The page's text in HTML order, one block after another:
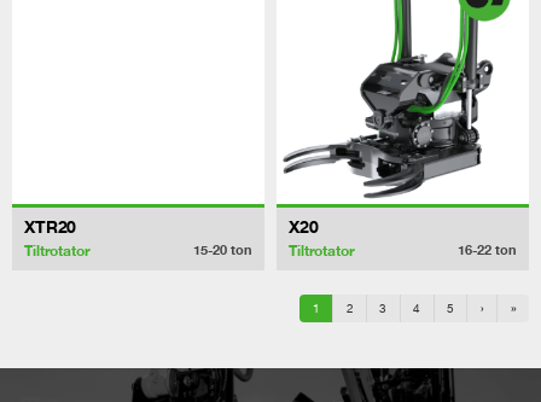
XTR20
Tiltrotator 15-20 ton
X20
Tiltrotator 16-22 ton
1 2 3 4 5 › »